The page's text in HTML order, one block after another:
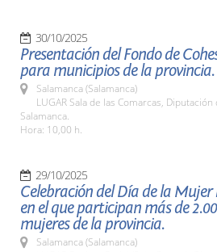
30/10/2025
Presentación del Fondo de
para municipios de la provincia.
Salamanca (Salamanca)
LUGAR Sala de las Comarcas, Diputación
Salamanca.
Hora: 10,00 h.
29/10/2025
Celebración del Día de la Mujer
en el que participan más de
mujeres de la provincia.
Salamanca (Salamanca)